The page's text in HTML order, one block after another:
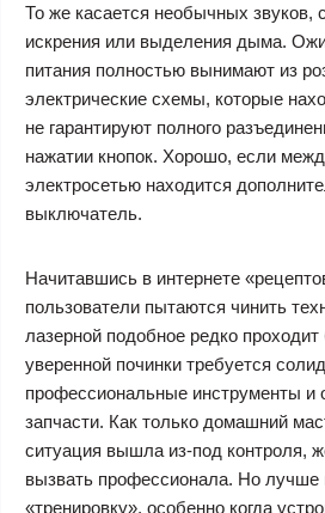
То же касается необычных звуков,
искрения или выделения дыма.
питания полностью вынимают из
электрические схемы, которые
не гарантируют полного
нажатии кнопок. Хорошо, если
электросетью находится
выключатель.
Начитавшись в интернете
пользователи пытаются чинить
лазерной подобное редко
уверенной починки требуется
профессиональные инструменты и
запчасти. Как только домашний
ситуация вышла из-под контроля,
вызвать профессионала. Но лучше
«тренировку», особенно когда